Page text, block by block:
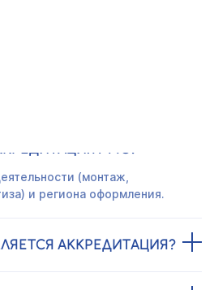
МЧС?
(монтаж,
и региона оформления.
АККРЕДИТАЦИЯ?